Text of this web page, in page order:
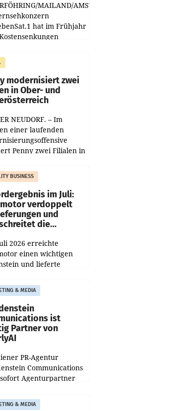
MAILAND/AMSTERDAM.
hat im Frühjahr
und die
deutlich
modernisiert zwei
in Ober- und
NEUDORF. – Im
einer laufenden
Penny zwei Filialen in
Standorte liegen in
im rund
BUSINESS
im Juli:
verdoppelt
und
die
2026 erreichte
einen wichtigen
und lieferte
sich das Ergebnis
Juli 2025 mehr als
(+102
& MEDIA
ist
Partner von
PR-Agentur
Communications
Agenturpartner
& MEDIA